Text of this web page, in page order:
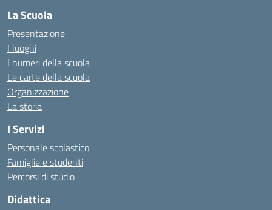
La Scuola
Presentazione
I luoghi
I numeri della scuola
Le carte della scuola
Organizzazione
La storia
I Servizi
Personale scolastico
Famiglie e studenti
Percorsi di studio
Didattica